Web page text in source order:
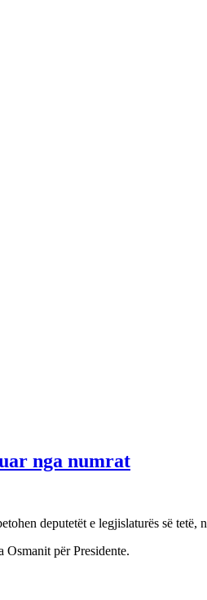
nga numrat
deputetët e legjislaturës së tetë,
për Presidente.